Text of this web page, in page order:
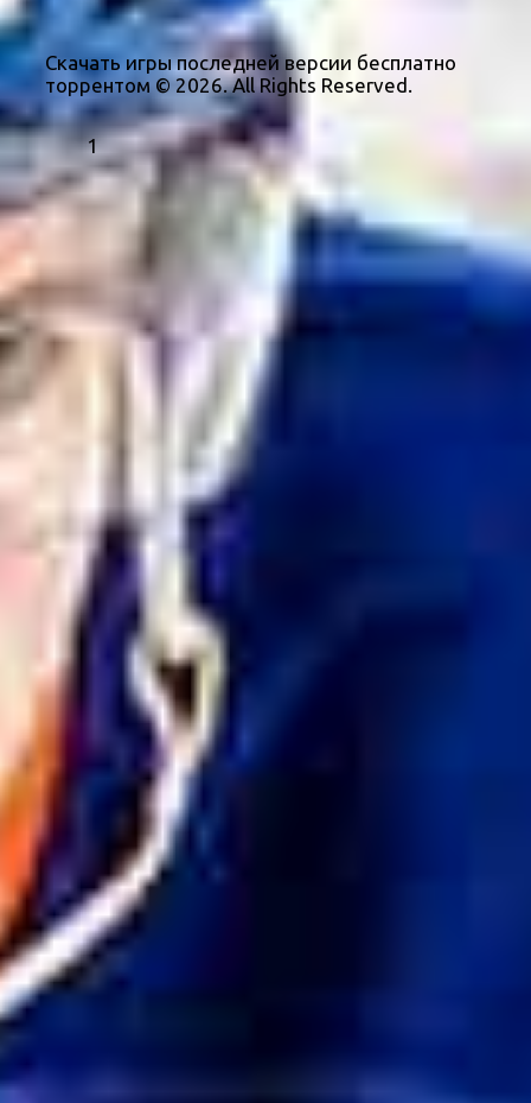
Скачать игры последней версии бесплатно
торрентом © 2026. All Rights Reserved.
1